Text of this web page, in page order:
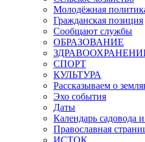
Молодёжная
Гражданская позиция
Сообщают службы
ОБРАЗОВАНИЕ
СПОРТ
КУЛЬТУРА
Рассказываем о
Эхо события
Даты
Календарь садовода
Православная
ИСТОК